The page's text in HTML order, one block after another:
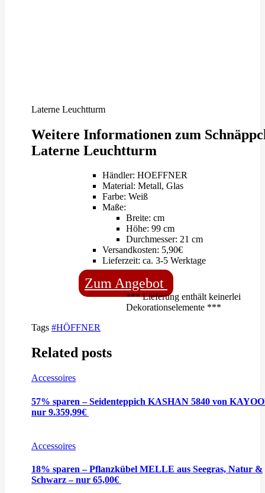
Laterne Leuchtturm
Weitere Informationen zum
Laterne Leuchtturm
Händler: HOEFFNER
Material: Metall, Glas
Farbe: Weiß
Maße:
Breite: cm
Höhe: 99 cm
Durchmesser: 21 cm
Versandkosten: 5,90€
Lieferzeit: ca. 3-5 Werktage
Zum Angebot
*** Lieferung enthält keinerlei
Dekorationselemente ***
Tags #HÖFFNER
Related posts
Accessoires
57% sparen – Seidenteppich KASHAN 5840 von
nur 9.359,99€
Accessoires
18% sparen – Pflanzkübel MELLE aus Seegras, Natur &
Schwarz – nur 65,00€